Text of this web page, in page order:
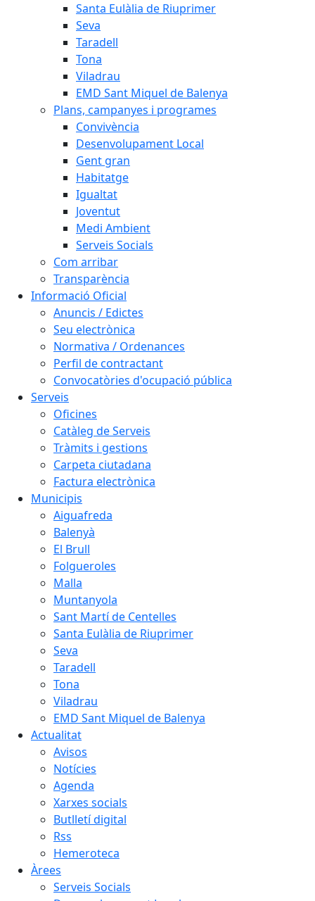
Santa Eulàlia de Riuprimer
Seva
Taradell
Tona
Viladrau
EMD Sant Miquel de Balenya
Plans, campanyes i programes
Convivència
Desenvolupament Local
Gent gran
Habitatge
Igualtat
Joventut
Medi Ambient
Serveis Socials
Com arribar
Transparència
Informació Oficial
Anuncis / Edictes
Seu electrònica
Normativa / Ordenances
Perfil de contractant
Convocatòries d'ocupació pública
Serveis
Oficines
Catàleg de Serveis
Tràmits i gestions
Carpeta ciutadana
Factura electrònica
Municipis
Aiguafreda
Balenyà
El Brull
Folgueroles
Malla
Muntanyola
Sant Martí de Centelles
Santa Eulàlia de Riuprimer
Seva
Taradell
Tona
Viladrau
EMD Sant Miquel de Balenya
Actualitat
Avisos
Notícies
Agenda
Xarxes socials
Butlletí digital
Rss
Hemeroteca
Àrees
Serveis Socials